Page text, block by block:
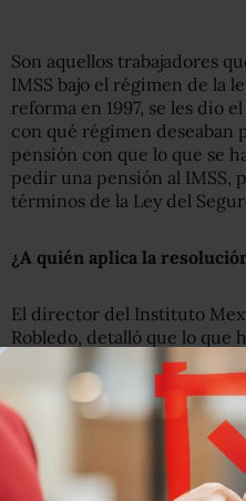
Son aquellos trabajadores
IMSS bajo el régimen de la
reforma en 1997, se les dio
con qué régimen deseaban
pensión con que lo que se
pedir una pensión al IMSS,
términos de la Ley del
¿A quién aplica la
El director del Instituto
Robledo, detalló que lo que
Corte fue establecer un
amparo y la sentencia solo
La Corte estableció un
las instituciones de